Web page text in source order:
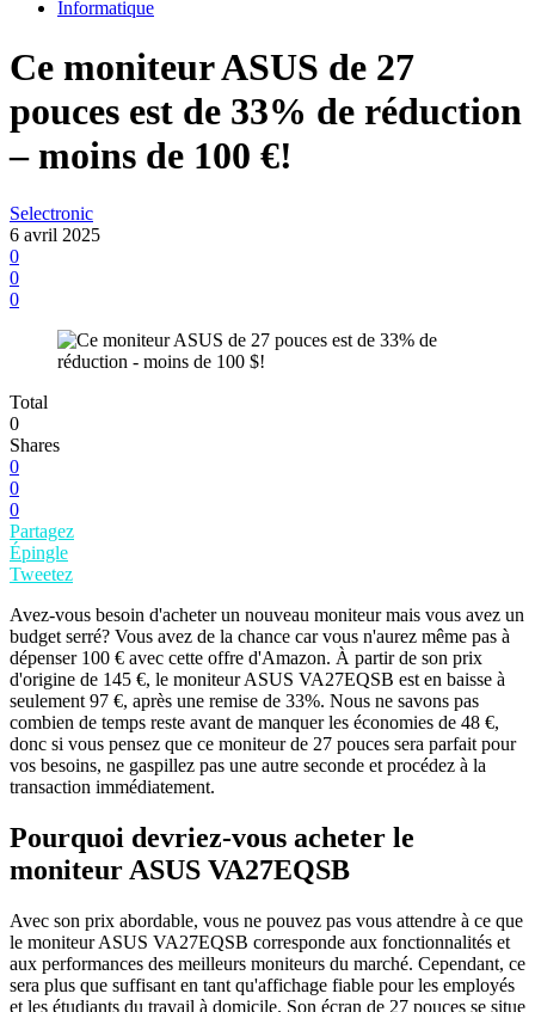
Informatique
Ce moniteur ASUS de 27
pouces est de 33% de réduction
– moins de 100 €!
Selectronic
6 avril 2025
0
0
0
Total
0
Shares
0
0
0
Partagez
Épingle
Tweetez
Avez-vous besoin d'acheter un nouveau moniteur mais vous avez un
budget serré? Vous avez de la chance car vous n'aurez même pas à
dépenser 100 € avec cette offre d'Amazon. À partir de son prix
d'origine de 145 €, le moniteur ASUS VA27EQSB est en baisse à
seulement 97 €, après une remise de 33%. Nous ne savons pas
combien de temps reste avant de manquer les économies de 48 €,
donc si vous pensez que ce moniteur de 27 pouces sera parfait pour
vos besoins, ne gaspillez pas une autre seconde et procédez à la
transaction immédiatement.
Pourquoi devriez-vous acheter le
moniteur ASUS VA27EQSB
Avec son prix abordable, vous ne pouvez pas vous attendre à ce que
le moniteur ASUS VA27EQSB corresponde aux fonctionnalités et
aux performances des meilleurs moniteurs du marché. Cependant, ce
sera plus que suffisant en tant qu'affichage fiable pour les employés
et les étudiants du travail à domicile. Son écran de 27 pouces se situe